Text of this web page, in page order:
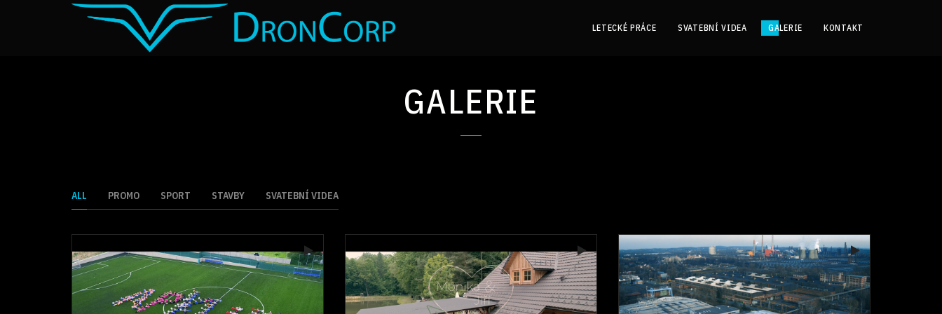
LETECKÉ PRÁCE SVATEBNÍ VIDEA GALERIE KONTAKT
GALERIE
ALL PROMO SPORT STAVBY SVATEBNÍ VIDEA